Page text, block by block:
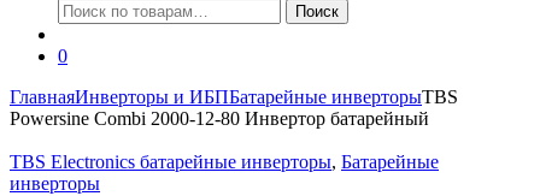
Искать:
Поиск
0
ГлавнаяИнверторы и ИБПБатарейные инверторыTBS
Powersine Combi 2000-12-80 Инвертор батарейный
TBS Electronics батарейные инверторы, Батарейные
инверторы